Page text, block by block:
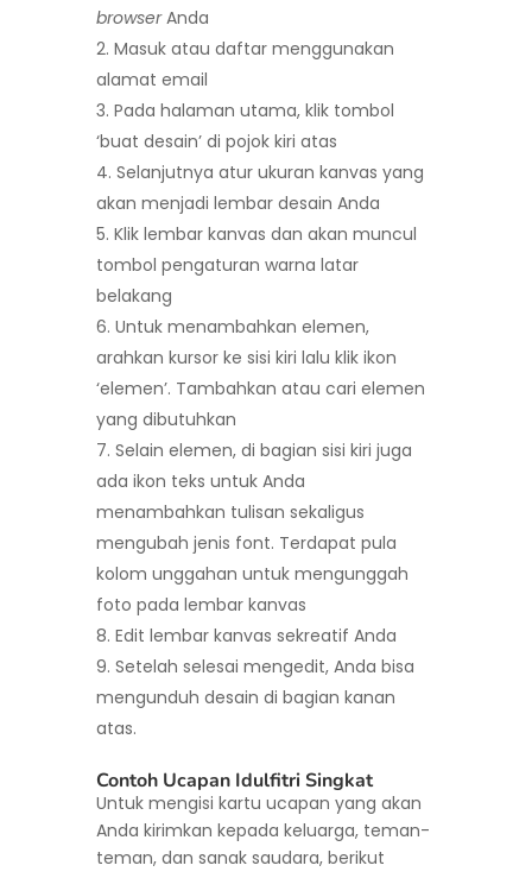
browserAnda
Masuk atau daftar menggunakan
alamat email
Pada halaman utama, klik tombol
‘buat desain’ di pojok kiri atas
Selanjutnya atur ukuran kanvas yang
akan menjadi lembar desain Anda
Klik lembar kanvas dan akan muncul
tombol pengaturan warna latar
belakang
Untuk menambahkan elemen,
arahkan kursor ke sisi kiri lalu klik ikon
‘elemen’. Tambahkan atau cari elemen
yang dibutuhkan
Selain elemen, di bagian sisi kiri juga
ada ikon teks untuk Anda
menambahkan tulisan sekaligus
mengubah jenis font. Terdapat pula
kolom unggahan untuk mengunggah
foto pada lembar kanvas
Edit lembar kanvas sekreatif Anda
Setelah selesai mengedit, Anda bisa
mengunduh desain di bagian kanan
atas.
Contoh Ucapan Idulfitri Singkat
Untuk mengisi kartu ucapan yang akan
Anda kirimkan kepada keluarga, teman-
teman, dan sanak saudara, berikut